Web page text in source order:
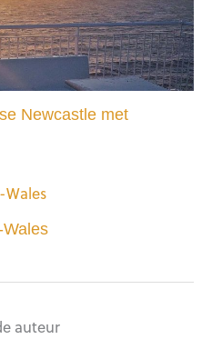
Newcastle met
auteur